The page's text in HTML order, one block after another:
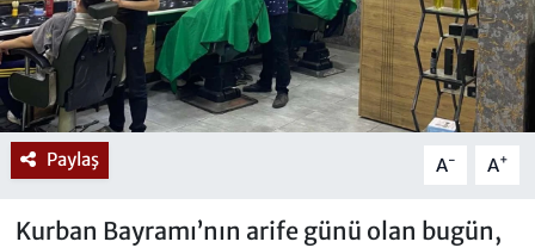
Paylaş A- A+
Kurban Bayramı’nın arife günü olan bugün,